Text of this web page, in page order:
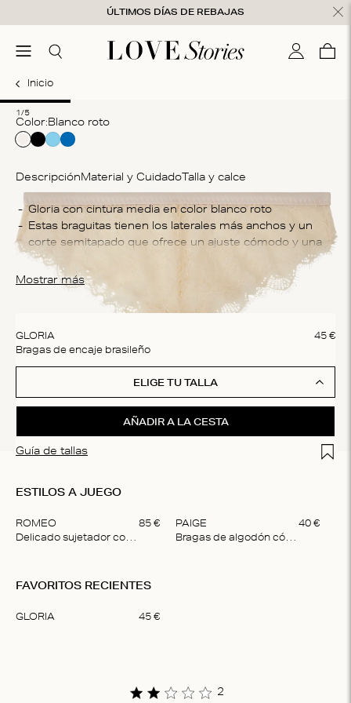
ÚLTIMOS DÍAS DE REBAJAS
menú
cerrado
Buscar Mi cuenta
0
Inicio
1/5
Color: blanco roto
DescripciónMaterial y Cuidado Talla y calce
Gloria con cintura media en color blanco roto
Estas braguitas tienen los laterales más anchos y un
corte semitapado que ofrece un ajuste cómodo y una
silueta favorecedora
Las braguitas están confeccionadas en un delicado
tejido de encaje que resulta muy suave al tacto
34
Mostrar más
GLORIA
Bragas de encaje brasileño
45 €
ELIGE TU TALLA
Guía de tallas Add
AÑADIR A LA CESTA
ESTILOS A JUEGO
ROMEO
Delicado sujetador con aros
85 € PAIGE
Bragas de algodón cómodas
40 €
of
FAVORITOS RECIENTES
GLORIA 45 €
2